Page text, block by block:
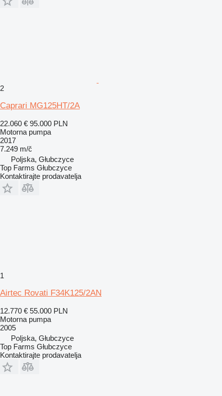
2
Caprari MG125HT/2A
22.060 € 95.000 PLN
Motorna pumpa
2017
7.249 m/č
Poljska, Głubczyce
Top Farms Głubczyce
Kontaktirajte prodavatelja
1
Airtec Rovati F34K125/2AN
12.770 € 55.000 PLN
Motorna pumpa
2005
Poljska, Głubczyce
Top Farms Głubczyce
Kontaktirajte prodavatelja